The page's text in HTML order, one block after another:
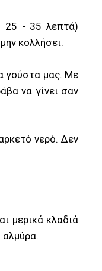
25 - 35 λεπτά)
κολλήσει.
γούστα μας. Με
να γίνει σαν
νερό. Δεν
μερικά κλαδιά
αλμύρα.